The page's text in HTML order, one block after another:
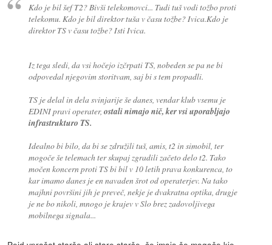
Kdo je bil šef T2? Bivši telekomovci... Tudi tuš vodi tožbo proti
telekomu. Kdo je bil direktor tuša v času tožbe? Ivica.Kdo je
direktor TS v času tožbe? Isti Ivica.
Iz tega sledi, da vsi hočejo izčrpati TS, nobeden se pa ne bi
odpovedal njegovim storitvam, saj bi s tem propadli.
TS je delal in dela svinjarije še danes, vendar klub vsemu je
EDINI pravi operater, ostali nimajo nič, ker vsi uporabljajo
infrastrukturo TS.
Idealno bi bilo, da bi se združili tuš, amis, t2 in simobil, ter
mogoče še telemach ter skupaj zgradili začeto delo t2. Tako
močen koncern proti TS bi bil v 10 letih prava konkurenca, to
kar imamo danes je en navaden šrot od operaterjev. Na tako
majhni površini jih je preveč, nekje je dvakratna optika, drugje
je ne bo nikoli, mnogo je krajev v Slo brez zadovoljivega
mobilnega signala...